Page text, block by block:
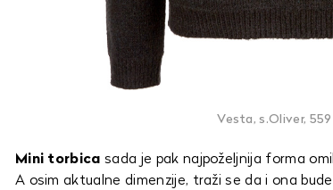
Vesta, s.Oliver, 559
Mini torbica sada je pak najpoželjnija forma
A osim aktualne dimenzije, traži se da i ona